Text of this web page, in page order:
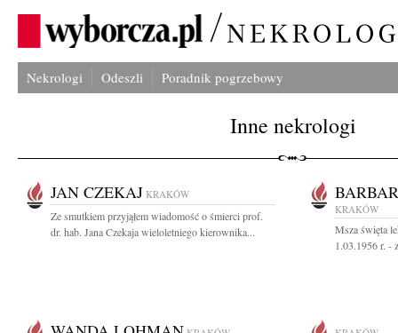
Nekrologi Odeszli Poradnik pogrzebowy
Inne nekrologi
JAN CZEKAJ KRAKÓW
Ze smutkiem przyjąłem wiadomość o śmierci prof.
dr. hab. Jana Czekaja wieloletniego kierownika...
KRAKÓW
Msza święta
1.03.1956 r. -